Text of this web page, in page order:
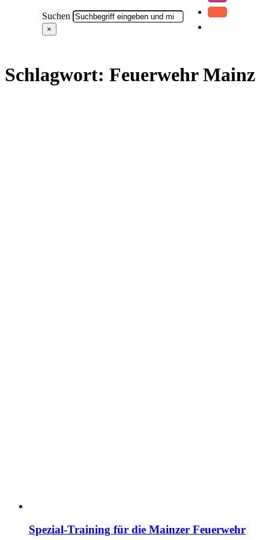
Suchen
×
Schlagwort: Feuerwehr Mainz
Spezial-Training für die Mainzer Feuerwehr